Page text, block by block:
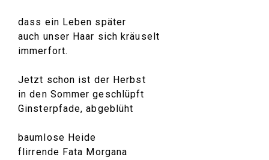
dass ein Leben später
auch unser Haar sich kräuselt
immerfort.
Jetzt schon ist der Herbst
in den Sommer geschlüpft
Ginsterpfade, abgeblüht
baumlose Heide
flirrende Fata Morgana